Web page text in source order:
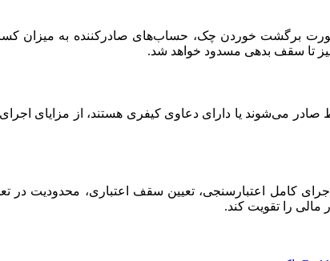
اظهار کرد: در صورت برگشت خوردن چک، حساب‌های صادرکننده
تا سقف بدهی مسدود خواهد شد.
می‌شوند یا دارای دعاوی کیفری هستند، از مزایای
کامل اعتبارسنجی، تعیین سقف اعتباری، محدودیت
مالی را تقویت کند.